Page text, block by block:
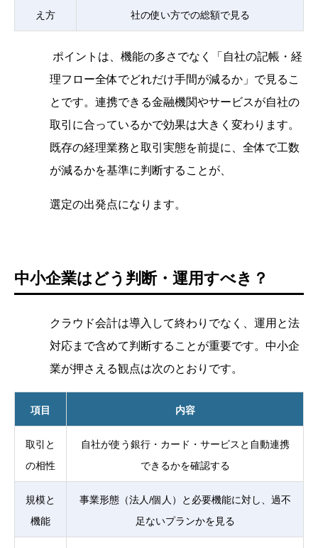
え方
社の使い方での総額で見る
ポイントは、機能の多さでなく「自社の記帳・経
理フロー全体でどれだけ手間が減るか」で見るこ
とです。連携できる金融機関やサービスが自社の
取引に合っているかで効果は大きく変わります。
既存の経理業務と取引実態を前提に、全体で工数
が減るかを基準に判断することが、
選定の出発点になります。
中小企業はどう判断・運用すべき？
クラウド会計は導入して終わりでなく、運用と法
対応まで含めて判断することが重要です。中小企
業が押さえる観点は次のとおりです。
項目 内容
取引と
の相性
自社が使う銀行・カード・サービスと自動連携
できるかを確認する
規模と
機能
事業形態（法人/個人）と必要機能に対し、過不
足ないプランかを見る